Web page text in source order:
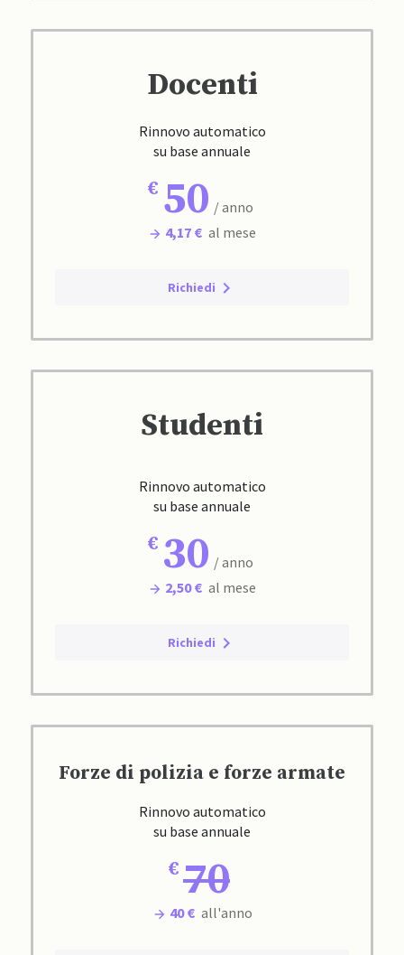
Docenti
Rinnovo automatico
su base annuale
50 / anno
4,17 € al mese
Richiedi
Studenti
Rinnovo automatico
su base annuale
30 / anno
2,50 € al mese
Richiedi
Forze di polizia e forze armate
Rinnovo automatico
su base annuale
70
40 € all'anno